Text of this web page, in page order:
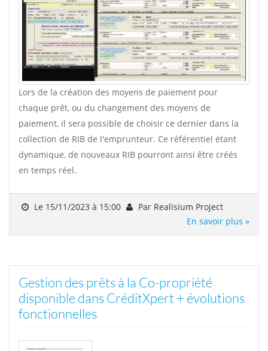
Lors de la création des moyens de paiement pour
chaque prêt, ou du changement des moyens de
paiement, il sera possible de choisir ce dernier dans la
collection de RIB de l'emprunteur. Ce référentiel étant
dynamique, de nouveaux RIB pourront ainsi être créés
en temps réel.
Le 15/11/2023 à 15:00
Par Realisium Project
En savoir plus »
Gestion des prêts à la Co-propriété
disponible dans CréditXpert + évolutions
fonctionnelles